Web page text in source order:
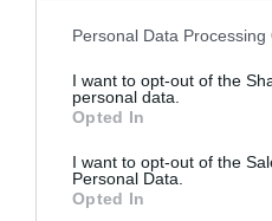
Personal Data Processing
I want to opt-out of the
personal data.
Opted In
I want to opt-out of the
Personal Data.
Opted In
θεατρικών συγγραφέων με
αρχαίου ελληνικού μύθου. Τα
θα προταθούν στους
Ήρωες που επανέρχονται στο
περιβάλλον «ξένο ως προς
Ανδρομάχη, Μήδεια,